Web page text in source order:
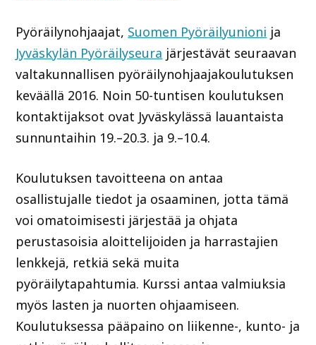
Pyöräilynohjaajat, Suomen Pyöräilyunioni ja
Jyväskylän Pyöräilyseura järjestävät seuraavan
valtakunnallisen pyöräilynohjaajakoulutuksen
keväällä 2016. Noin 50-tuntisen koulutuksen
kontaktijaksot ovat Jyväskylässä lauantaista
sunnuntaihin 19.–20.3. ja 9.–10.4.
Koulutuksen tavoitteena on antaa
osallistujalle tiedot ja osaaminen, jotta tämä
voi omatoimisesti järjestää ja ohjata
perustasoisia aloittelijoiden ja harrastajien
lenkkejä, retkiä sekä muita
pyöräilytapahtumia. Kurssi antaa valmiuksia
myös lasten ja nuorten ohjaamiseen.
Koulutuksessa pääpaino on liikenne-, kunto- ja